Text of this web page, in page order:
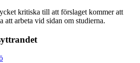
kritiska till att förslaget kommer att
att arbeta vid sidan om studierna.